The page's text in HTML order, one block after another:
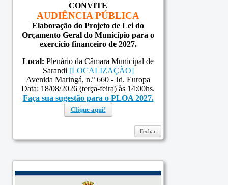
CONVITE
AUDIÊNCIA PÚBLICA
Elaboração do Projeto de Lei do
Orçamento Geral do Município para o
exercício financeiro de 2027.
Local: Plenário da Câmara Municipal de
Sarandi [LOCALIZAÇÃO]
Avenida Maringá, n.º 660 - Jd. Europa
Data: 18/08/2026 (terça-feira) às 14:00hs.
Faça sua sugestão para o PLOA 2027.
Clique aqui!
Fechar